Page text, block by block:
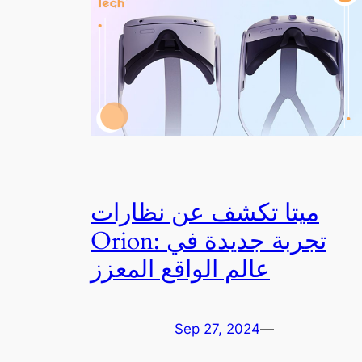
ميتا تكشف عن نظارات
Orion: تجربة جديدة في
عالم الواقع المعزز
Sep 27, 2024—